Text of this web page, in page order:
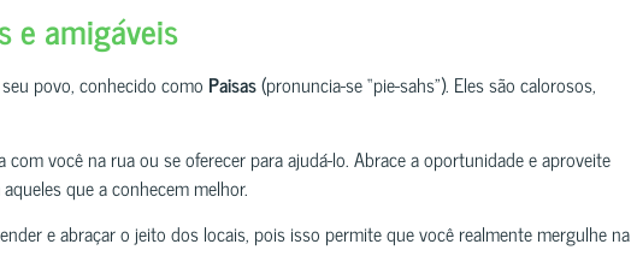
e amigáveis
povo, conhecido como Paisas(pronuncia-se “pie-sahs”). Eles são calorosos,
você na rua ou se oferecer para ajudá-lo. Abrace a oportunidade e aproveite
que a conhecem melhor.
e abraçar o jeito dos locais, pois isso permite que você realmente mergulhe na